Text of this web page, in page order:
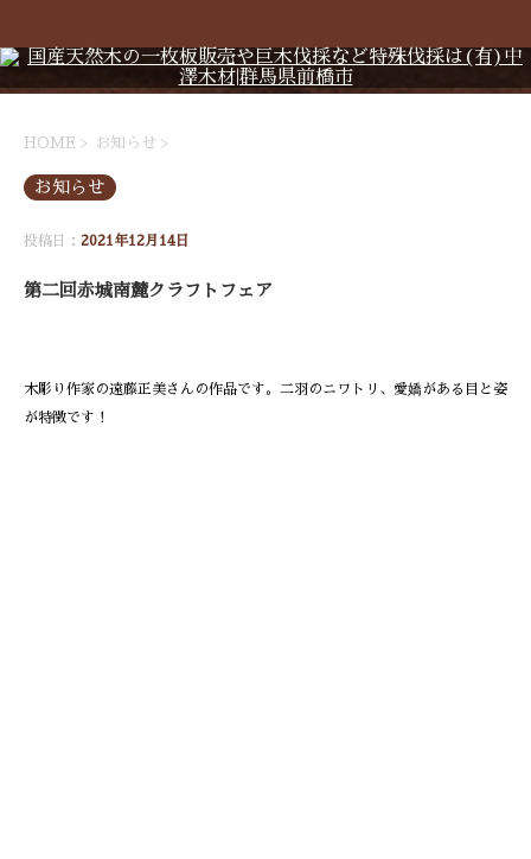
HOME > お知らせ >
お知らせ
投稿日： 2021年12月14日
第二回赤城南麓クラフトフェア
木彫り作家の遠藤正美さんの作品です。二羽のニワトリ、愛嬌がある目と姿
が特徴です！